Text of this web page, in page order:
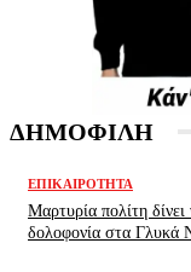
ΔΗΜΟΦΙΛΗ
ΕΠΙΚΑΙΡΌΤΗΤΑ
Μαρτυρία πολίτη
δολοφονία στα Γλυκά